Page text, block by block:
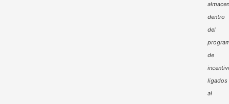
dentro
del
de
ligados
al